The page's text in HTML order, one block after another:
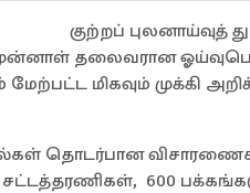
குற்றப் புலனாய்வுத்
தலைவரான
மேற்பட்ட மிகவும் முக்கி
தொடர்பான
600